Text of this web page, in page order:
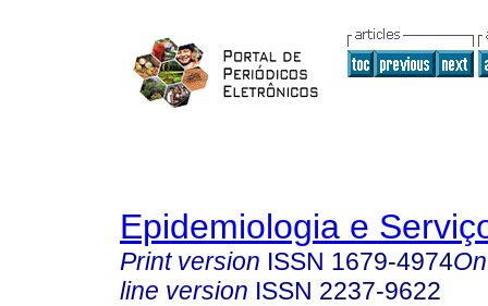
Epidemiologia e
Print version ISSN 1679-4974
line version ISSN 2237-9622